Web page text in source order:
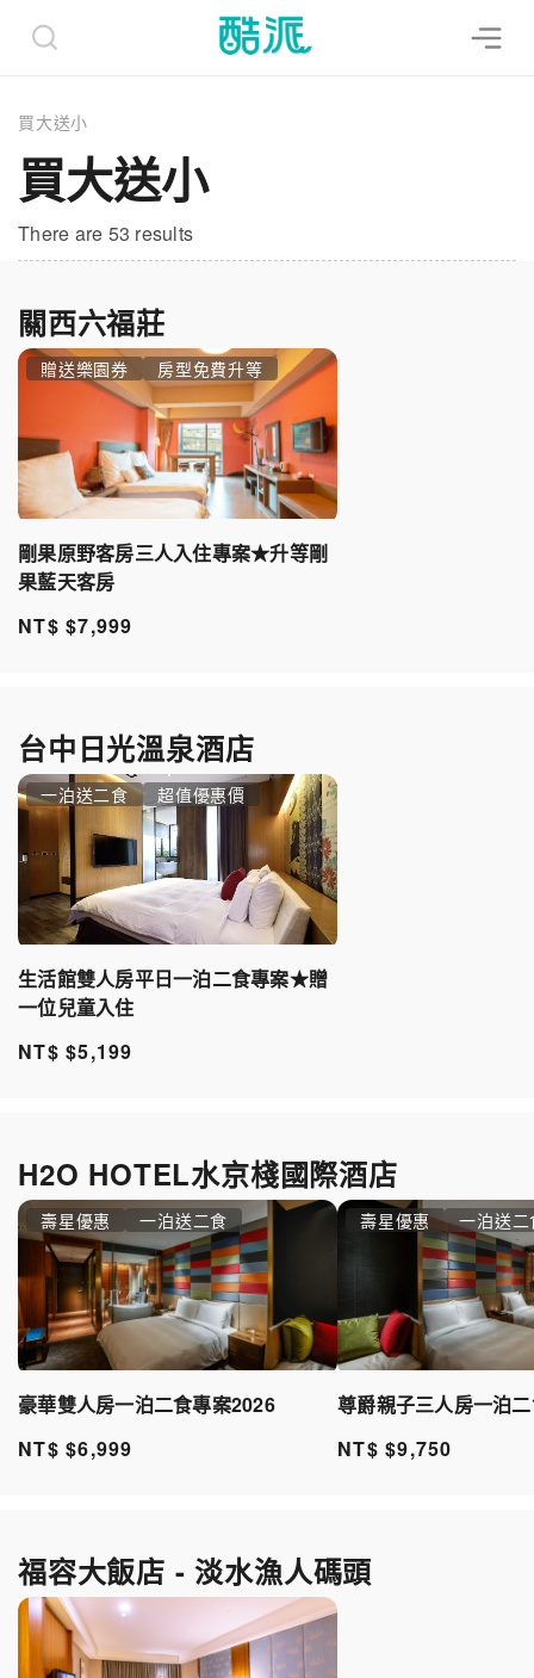
買大送小
買大送小
There are 53 results
關西六福莊
贈送樂園券 房型免費升等
剛果原野客房三人入住專案★升等剛
果藍天客房
NT$ $7,999
台中日光溫泉酒店
一泊送二食 超值優惠價
生活館雙人房平日一泊二食專案★贈
一位兒童入住
NT$ $5,199
H2O HOTEL水京棧國際酒店
壽星優惠 一泊送二食
豪華雙人房一泊二食專案2026
NT$ $6,999
壽星優惠 一泊送二
尊爵親子三人房一泊
NT$ $9,750
福容大飯店 - 淡水漁人碼頭